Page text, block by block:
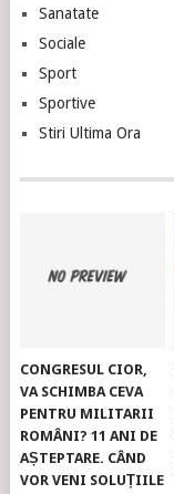
Sanatate
Sociale
Sport
Sportive
Stiri Ultima Ora
CONGRESUL CIOR,
VA SCHIMBA CEVA
PENTRU MILITARII
ROMÂNI? 11 ANI DE
AȘTEPTARE. CÂND
VOR VENI SOLUȚIILE